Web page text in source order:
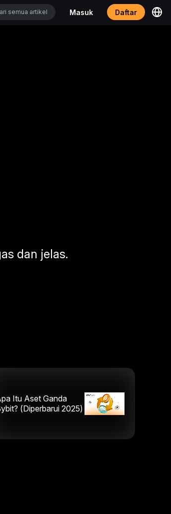
Masuk Daftar
dan jelas.
Itu Aset Ganda
(Diperbarui 2025)